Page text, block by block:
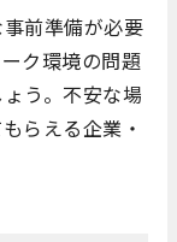
前準備が必要
ク環境の問題
う。不安な場
らえる企業・